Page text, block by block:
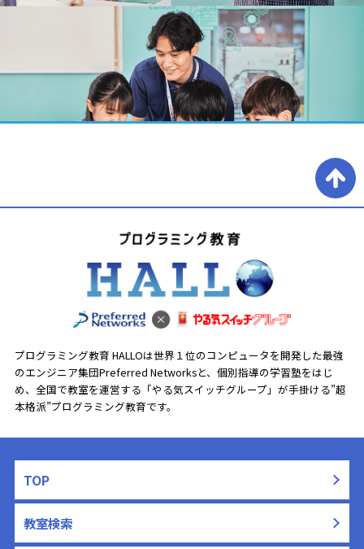
プログラミング教育 HALLOは世界１位のコンピュータを開発した最強
のエンジニア集団Preferred Networksと、 個別指導の学習塾をはじ
め、全国で教室を運営する「やる気スイッチグループ」が手掛ける”超
本格派”プログラミング教育です。
TOP
教室検索